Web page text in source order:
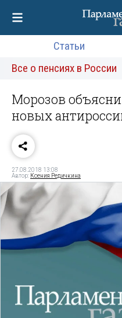
Статьи
Все о пенсиях в России
Морозов
новых
27.08.2018 13:08
Автор: Ксения Редичкина